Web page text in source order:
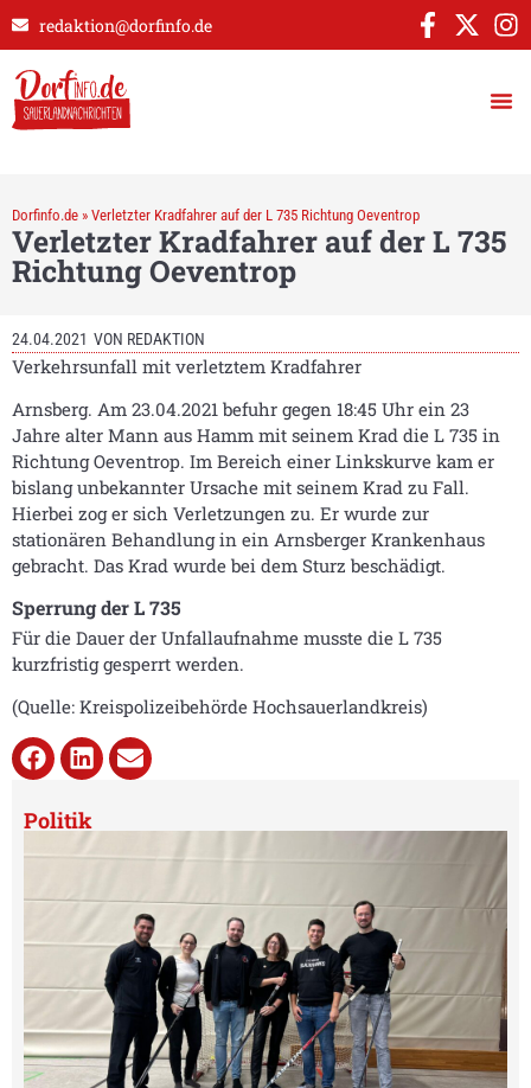
redaktion@dorfinfo.de
Dorfinfo.de » Verletzter Kradfahrer auf der L 735 Richtung Oeventrop
Verletzter Kradfahrer auf der L 735
Richtung Oeventrop
24.04.2021 VON REDAKTION
Verkehrsunfall mit verletztem Kradfahrer
Arnsberg. Am 23.04.2021 befuhr gegen 18:45 Uhr ein 23
Jahre alter Mann aus Hamm mit seinem Krad die L 735 in
Richtung Oeventrop. Im Bereich einer Linkskurve kam er
bislang unbekannter Ursache mit seinem Krad zu Fall.
Hierbei zog er sich Verletzungen zu. Er wurde zur
stationären Behandlung in ein Arnsberger Krankenhaus
gebracht. Das Krad wurde bei dem Sturz beschädigt.
Sperrung der L 735
Für die Dauer der Unfallaufnahme musste die L 735
kurzfristig gesperrt werden.
(Quelle: Kreispolizeibehörde Hochsauerlandkreis)
Politik